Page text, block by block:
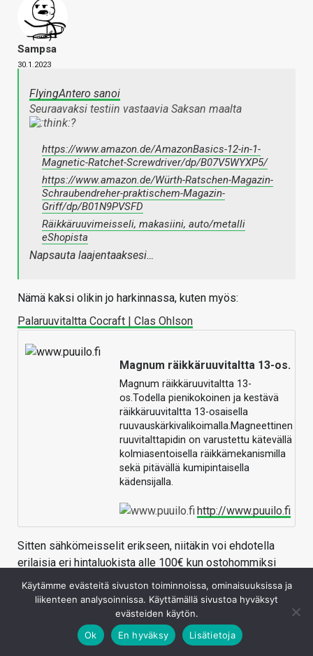
Sampsa
30.1.2023
FlyingAntero sanoi
Seuraavaksi testiin vastaavia Saksan maalta
?
https://www.amazon.de/AmazonBasics-12-in-1-
Magnetic-Ratchet-Screwdriver/dp/B07V5WYXP5/
https://www.amazon.de/Würth-Ratschen-Magazin-
Schraubendreher-praktischem-Magazin-
Griff/dp/B01N9PVSFD
Räikkäruuvimeisseli, makasiini, auto/metalli
eShopista
Napsauta laajentaaksesi…
Nämä kaksi olikin jo harkinnassa, kuten myös:
Palaruuvitaltta Cocraft | Clas Ohlson
Magnum räikkäruuvitaltta 13-os.
Magnum räikkäruuvitaltta 13-
os.Todella pienikokoinen ja kestävä
räikkäruuvitaltta 13-osaisella
ruuvauskärkivalikoimalla.Magneettinen
ruuvitalttapidin on varustettu kätevällä
kolmiasentoisella räikkämekanismilla
sekä pitävällä kumipintaisella
kädensijalla.
http://www.puuilo.fi
Sitten sähkömeisselit erikseen, niitäkin voi ehdotella
erilaisia eri hintaluokista alle 100€ kun ostohommiksi
näissä menee.
Kirjaudu sisään vastataksesi
Käytämme evästeitä sivuston toiminnoissa, ominaisuuksissa ja
liikenteen analysoinnissa. Käyttämällä sivustoa hyväksyt
evästeiden käytön.
Ok
En hyväksy Lisätietoja